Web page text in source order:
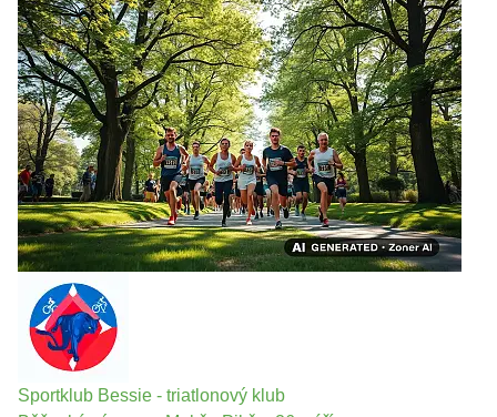
Sportklub Bessie - triatlonový klub